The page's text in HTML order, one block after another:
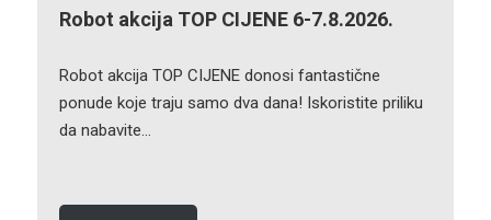
Robot akcija TOP CIJENE 6-7.8.2026.
Robot akcija TOP CIJENE donosi fantastične
ponude koje traju samo dva dana! Iskoristite priliku
da nabavite…